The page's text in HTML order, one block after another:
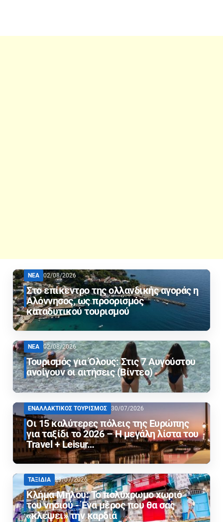
ΝΕΑ 02/08/2026
Στο επίκεντρο της ολλανδικής αγοράς η
Αλόννησος, ως προορισμός
καταδυτικού τουρισμού
ΝΕΑ 02/08/2026
Τουρισμός για Όλους: Στις 7 Αυγούστου
ανοίγουν οι αιτήσεις (Βίντεο)
ΕΝΑΛΛΑΚΤΙΚΟΣ ΤΟΥΡΙΣΜΟΣ 30/07/2026
Οι 15 καλύτερες πόλεις της Ευρώπης
για ταξίδι το 2026 – Η μεγάλη λίστα του
Travel + Leisur…
ΤΑΞΙΔΙΑ 29/07/2026
Κλήμα Μήλου: Το πολύχρωμο χωριό
του νησιού - Ένα μέρος που θα σας
«κλέψει» την καρδιά